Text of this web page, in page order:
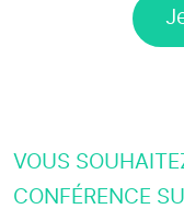
VOUS
CONFÉRENCE